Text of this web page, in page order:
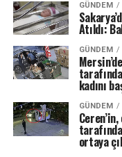
GÜNDEM
Atıldı:
GÜNDEM
kadını
GÜNDEM
ortaya